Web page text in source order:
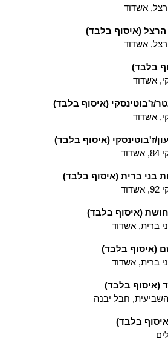
הרצל (איסוף בלבד)
בלבד)
ז'בוטינסקי (איסוף בלבד)
ז'בוטינסקי (איסוף בלבד)
בני ברית (איסוף בלבד)
(איסוף בלבד)
(איסוף בלבד)
(איסוף בלבד)
בלבד)